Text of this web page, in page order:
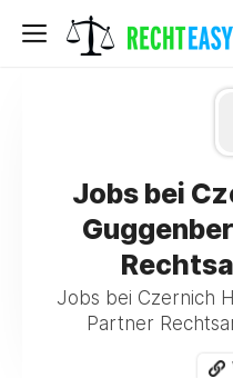
Jobs bei
Jobs bei Czernich
Partner